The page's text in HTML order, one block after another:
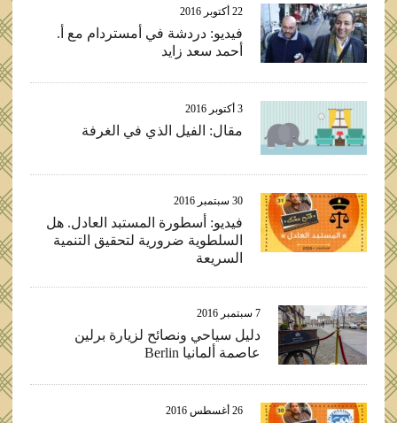
22 أكتوبر 2016
فيديو: دردشة في أمستردام مع أ.
أحمد سعد زايد
3 أكتوبر 2016
مقال: الفيل الذي في الغرفة
30 سبتمبر 2016
فيديو: أسطورة المستبد العادل. هل
السلطوية ضرورية لتحقيق التنمية
السريعة
7 سبتمبر 2016
دليل سياحي ونصائح لزيارة برلين
عاصمة ألمانيا Berlin
26 أغسطس 2016